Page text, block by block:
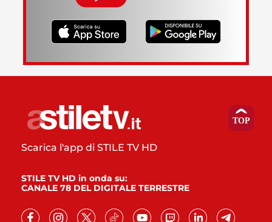
Scarica l'app di STILE TV HD
STILE TV HD in onda su:
CANALE 78 DEL DIGITALE TERRESTRE